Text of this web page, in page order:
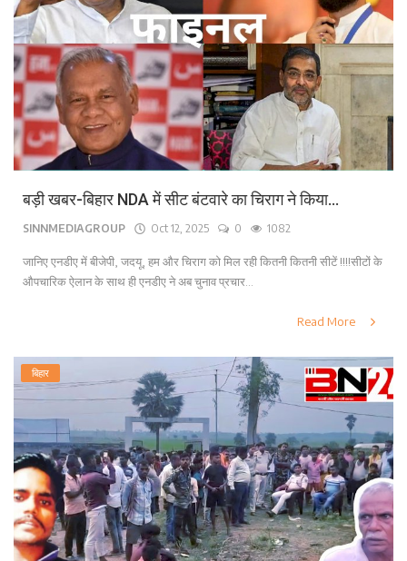
बड़ी खबर-बिहार NDA में सीट बंटवारे का चिराग ने किया...
SINNMEDIAGROUP Oct 12, 2025 0 1082
जानिए एनडीए में बीजेपी, जदयू, हम और चिराग को मिल रही कितनी कितनी सीटें !!!!सीटों के
औपचारिक ऐलान के साथ ही एनडीए ने अब चुनाव प्रचार...
Read More
बिहार